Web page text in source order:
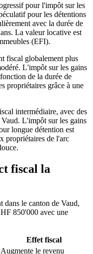
pour l'impôt sur les
pour les détentions
avec la durée de
La valeur locative est
(EFI).
fiscal globalement plus
L'impôt sur les gains
de la durée de
propriétaires grâce à une
intermédiaire, avec des
L'impôt sur les gains
longue détention est
propriétaires de l'arc
fiscal la
dans le canton de Vaud,
850'000 avec une
Effet fiscal
Augmente le revenu